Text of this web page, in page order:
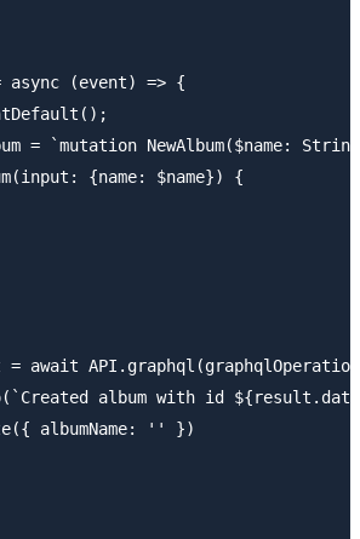
async (event) => {
= `mutation NewAlbum($name:
{name: $name}) {
= await
album with id
albumName: '' })